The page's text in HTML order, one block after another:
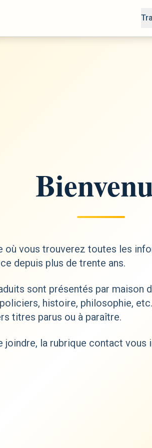
où vous trouverez toutes les
depuis plus de trente ans.
sont présentés par maison
histoire, philosophie,
titres parus ou à paraître.
joindre, la rubrique contact vous